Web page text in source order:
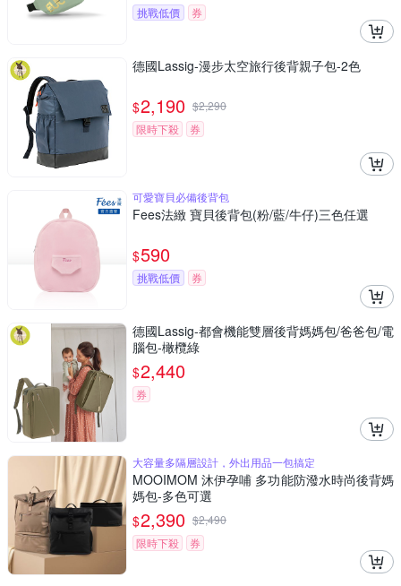
挑戰低價
券
德國Lassig-漫步太空旅行後背親子包-2色
$2,190 $2,290
限時下殺
券
可愛寶貝必備後背包
Fees法緻 寶貝後背包(粉/藍/牛仔)三色任選
$590
挑戰低價 券
德國Lassig-都會機能雙層後背媽媽包/爸爸包/電
腦包-橄欖綠
$2,440
券
大容量多隔層設計，外出用品一包搞定
MOOIMOM 沐伊孕哺 多功能防潑水時尚後背媽
媽包-多色可選
$2,390 $2,490
限時下殺
券